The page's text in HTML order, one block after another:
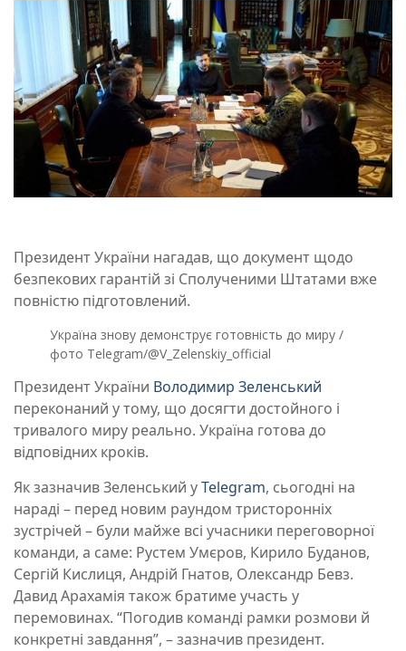
Президент України нагадав, що документ щодо
безпекових гарантій зі Сполученими Штатами вже
повністю підготовлений.
Україна знову демонструє готовність до миру /
фото Telegram/@V_Zelenskiy_official
Президент України Володимир Зеленський
переконаний у тому, що досягти достойного і
тривалого миру реально. Україна готова до
відповідних кроків.
Як зазначив Зеленський уTelegram, сьогодні на
нараді – перед новим раундом тристоронніх
зустрічей – були майже всі учасники переговорної
команди, а саме: Рустем Умєров, Кирило Буданов,
Сергій Кислиця, Андрій Гнатов, Олександр Бевз.
Давид Арахамія також братиме участь у
перемовинах. “Погодив команді рамки розмови й
конкретні завдання”, – зазначив президент.